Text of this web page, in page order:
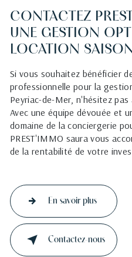
CONTACTEZ
UNE GESTION
LOCATION
Si vous souhaitez bénéficier
professionnelle pour la
Peyriac-de-Mer, n'hésitez
Avec une équipe dévouée et
domaine de la conciergerie
PREST'IMMO saura vous
de la rentabilité de votre
En savoir plus
Contactez-nous